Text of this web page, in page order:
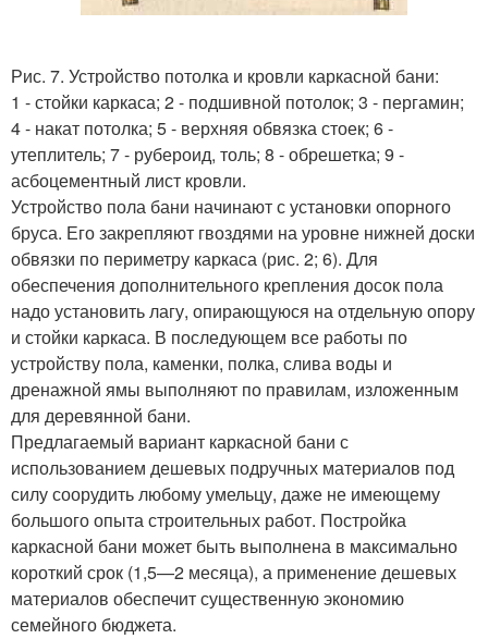
Рис. 7. Устройство потолка и кровли каркасной бани:
1 - стойки каркаса; 2 - подшивной потолок; 3 - пергамин;
4 - накат потолка; 5 - верхняя обвязка стоек; 6 -
утеплитель; 7 - рубероид, толь; 8 - обрешетка; 9 -
асбоцементный лист кровли.
Устройство пола бани начинают с установки опорного
бруса. Его закрепляют гвоздями на уровне нижней доски
обвязки по периметру каркаса (рис. 2; 6). Для
обеспечения дополнительного крепления досок пола
надо установить лагу, опирающуюся на отдельную опору
и стойки каркаса. В последующем все работы по
устройству пола, каменки, полка, слива воды и
дренажной ямы выполняют по правилам, изложенным
для деревянной бани.
Предлагаемый вариант каркасной бани с
использованием дешевых подручных материалов под
силу соорудить любому умельцу, даже не имеющему
большого опыта строительных работ. Постройка
каркасной бани может быть выполнена в максимально
короткий срок (1,5—2 месяца), а применение дешевых
материалов обеспечит существенную экономию
семейного бюджета.